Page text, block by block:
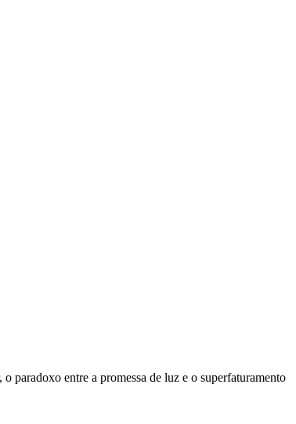
paradoxo entre a promessa de luz e o superfaturamento